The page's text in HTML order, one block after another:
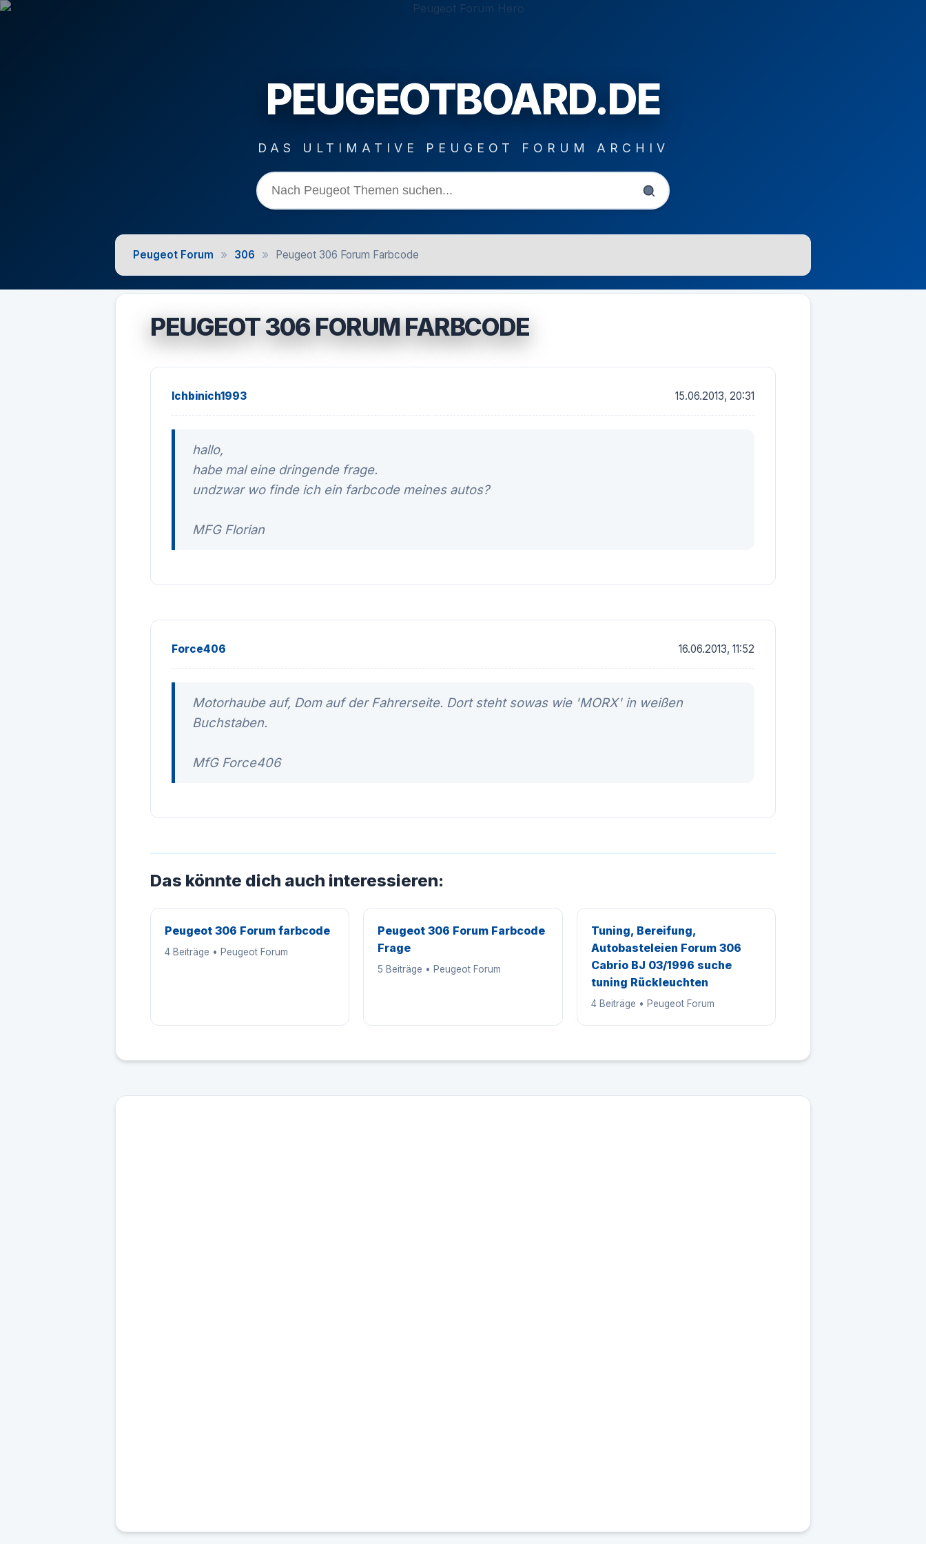
PEUGEOTBOARD.DE
DAS ULTIMATIVE PEUGEOT FORUM ARCHIV
Peugeot Forum » 306 » Peugeot 306 Forum Farbcode
PEUGEOT 306 FORUM FARBCODE
Ichbinich1993 15.06.2013, 20:31
hallo,
habe mal eine dringende frage.
undzwar wo finde ich ein farbcode meines autos?
MFG Florian
Force406 16.06.2013, 11:52
Motorhaube auf, Dom auf der Fahrerseite. Dort steht sowas wie 'MORX' in weißen
Buchstaben.
MfG Force406
Das könnte dich auch interessieren:
Peugeot 306 Forum farbcode
4 Beiträge • Peugeot Forum
Peugeot 306 Forum Farbcode
Frage
5 Beiträge • Peugeot Forum
Tuning, Bereifung,
Autobasteleien Forum 306
Cabrio BJ 03/1996 suche
tuning Rückleuchten
4 Beiträge • Peugeot Forum